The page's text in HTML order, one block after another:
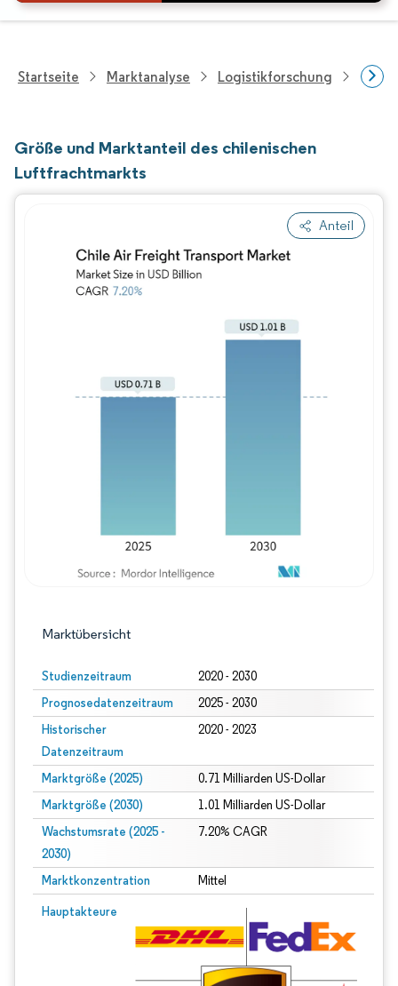
Startseite Marktanalyse Logistikforschung
Größe und Marktanteil des chilenischen
Luftfrachtmarkts
Anteil
Marktübersicht
Studienzeitraum 2020 - 2030
Prognosedatenzeitraum 2025 - 2030
Historischer
Datenzeitraum
2020 - 2023
Marktgröße (2025) 0.71 Milliarden US-Dollar
Marktgröße (2030) 1.01 Milliarden US-Dollar
Wachstumsrate (2025 -
2030)
7.20% CAGR
Marktkonzentration Mittel
Hauptakteure
Bild © Mordor Intelligence. Wiederverwendung erfordert Namensnennung